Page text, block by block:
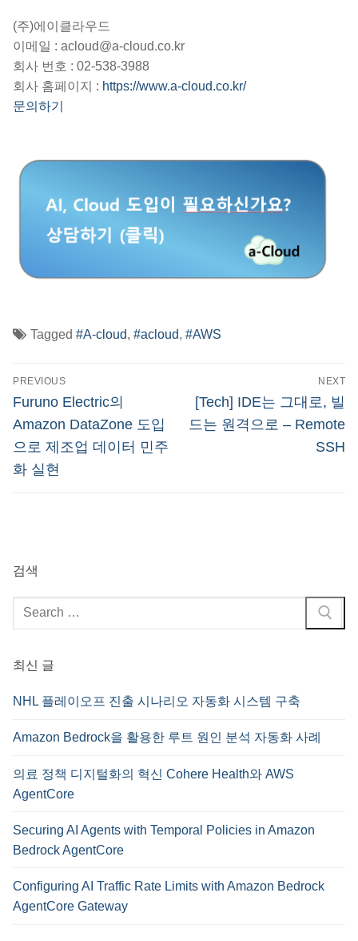
(주)에이클라우드
이메일 : acloud@a-cloud.co.kr
회사 번호 : 02-538-3988
회사 홈페이지 : https://www.a-cloud.co.kr/
문의하기
Tagged #A-cloud, #acloud, #AWS
글
탐
색
PREVIOUS
Previous
post:
Furuno Electric의
Amazon DataZone 도입
으로 제조업 데이터 민주
화 실현
NEXT
Next
post:
[Tech] IDE는 그대로, 빌
드는 원격으로 – Remote
SSH
검색
검
색
최신 글
NHL 플레이오프 진출 시나리오 자동화 시스템 구축
Amazon Bedrock을 활용한 루트 원인 분석 자동화 사례
의료 정책 디지털화의 혁신 Cohere Health와 AWS
AgentCore
Securing AI Agents with Temporal Policies in Amazon
Bedrock AgentCore
Configuring AI Traffic Rate Limits with Amazon Bedrock
AgentCore Gateway